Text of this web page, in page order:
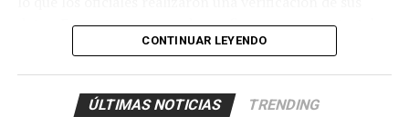
datos. Fue entonces cuando confirmaron que se trataba
Axel Jovany Escobar, de 13 años de edad, quien
5 de septiembre de 2024.
CONTINUAR LEYENDO
ÚLTIMAS NOTICIAS TRENDING